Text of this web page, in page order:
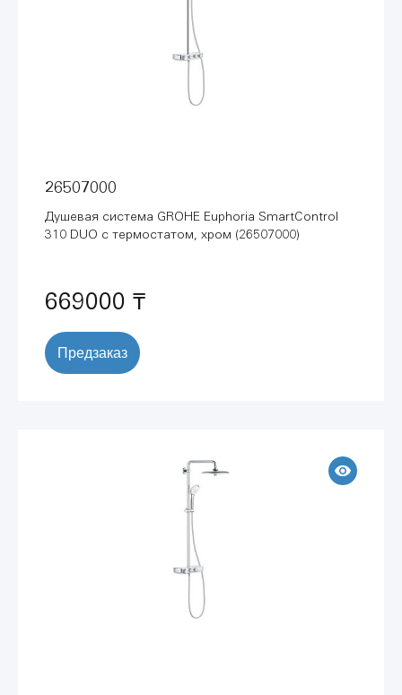
26507000
Душевая система GROHE Euphoria SmartControl
310 DUO с термостатом, хром (26507000)
669000 ₸
Предзаказ